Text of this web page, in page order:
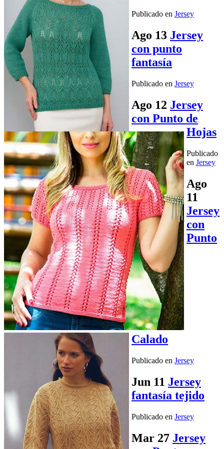
Publicado en Jersey
Ago 13 Jersey
con punto
fantasía
Publicado en Jersey
Ago 12 Jersey
con Punto de
Hojas
Publicado
en Jersey
Ago
11
Jersey
con
Punto
Calado
Publicado en Jersey
Jun 11 Jersey
fantasía tejido
Publicado en Jersey
Mar 27 Jersey